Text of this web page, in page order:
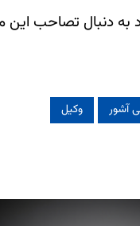
به دنبال تصاحب
آشور وکیل